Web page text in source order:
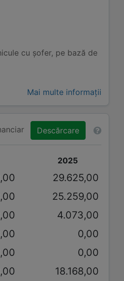
cu șofer, pe bază de
Mai multe informații
Descărcare
2025
29.625,00
25.259,00
4.073,00
0,00
0,00
18.168,00